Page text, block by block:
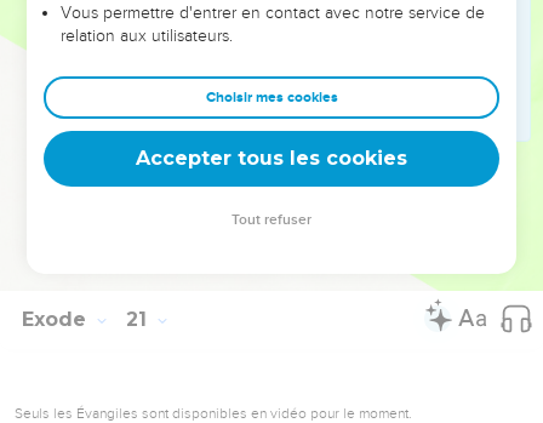
Tu me feras un autel de terre, sur lequel tu sacrifieras tes
holocaustes et tes sacrifices de prospérité, tes brebis et tes
taureaux. En tout lieu où je ferai célébrer mon nom, je
viendrai à toi et je te bénirai.
Que si tu me fais un autel de pierres, tu ne les emploieras
point taillées ; car si tu levais sur elles ton fer, tu les
Exode 21
Seuls les Évangiles sont disponibles en vidéo pour le moment.
Vous permettre d'entrer en contact avec notre service de
relation aux utilisateurs.
Choisir mes cookies
Accepter tous les cookies
Tout refuser